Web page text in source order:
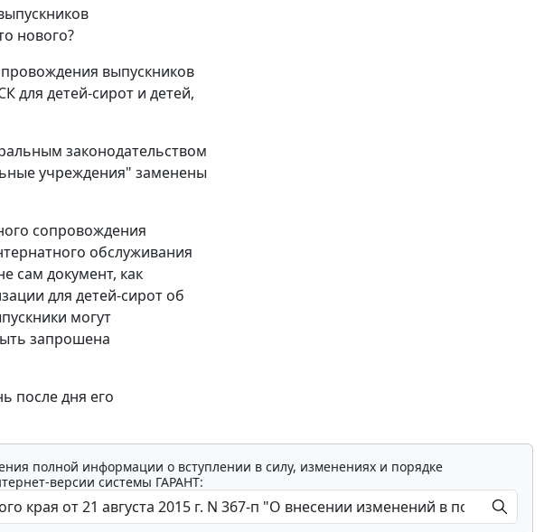
нового?
выпускников
для детей-сирот и детей,
законодательством
учреждения" заменены
сопровождения
обслуживания
сам документ, как
для детей-сирот об
могут
запрошена
после дня его
полной информации о вступлении в силу, изменениях и порядке
версии системы ГАРАНТ: